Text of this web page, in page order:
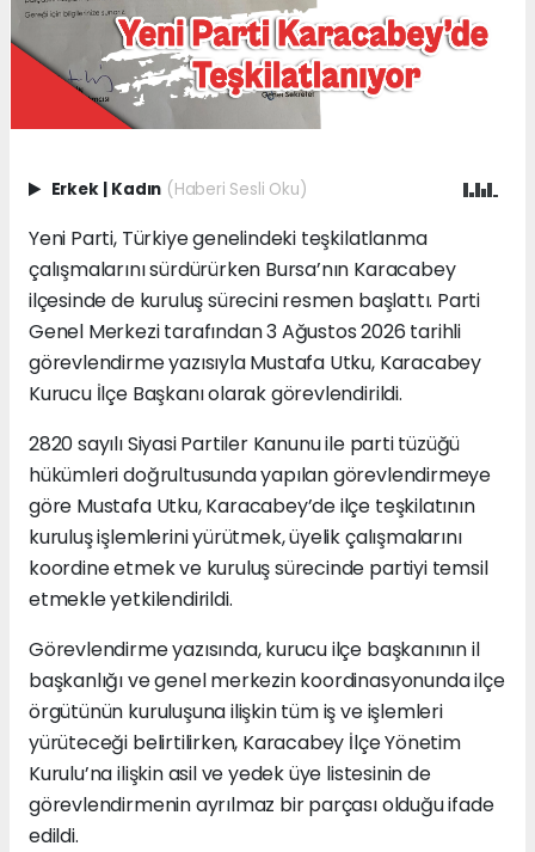
Erkek | Kadın (Haberi Sesli Oku)
Yeni Parti, Türkiye genelindeki teşkilatlanma
çalışmalarını sürdürürken Bursa’nın Karacabey
ilçesinde de kuruluş sürecini resmen başlattı. Parti
Genel Merkezi tarafından 3 Ağustos 2026 tarihli
görevlendirme yazısıyla Mustafa Utku, Karacabey
Kurucu İlçe Başkanı olarak görevlendirildi.
2820 sayılı Siyasi Partiler Kanunu ile parti tüzüğü
hükümleri doğrultusunda yapılan görevlendirmeye
göre Mustafa Utku, Karacabey’de ilçe teşkilatının
kuruluş işlemlerini yürütmek, üyelik çalışmalarını
koordine etmek ve kuruluş sürecinde partiyi temsil
etmekle yetkilendirildi.
Görevlendirme yazısında, kurucu ilçe başkanının il
başkanlığı ve genel merkezin koordinasyonunda ilçe
örgütünün kuruluşuna ilişkin tüm iş ve işlemleri
yürüteceği belirtilirken, Karacabey İlçe Yönetim
Kurulu’na ilişkin asil ve yedek üye listesinin de
görevlendirmenin ayrılmaz bir parçası olduğu ifade
edildi.